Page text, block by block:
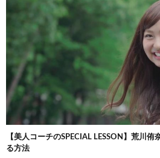
【美人コーチのSPECIAL LESSON】荒川
る方法